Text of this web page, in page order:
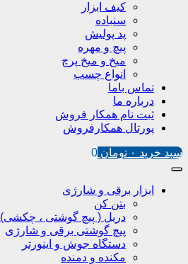
کیف ابزار
سنباده
پد پولیش
پیچ و مهره
میخ و میخ پرچ
انواع چسب
تماس باما
درباره ما
ثبت نام همکار فروش
پورتال همکارفروش
سبد خرید ۰ تومان 0
ابزار برقی و شارژی
بتن کن
دریل ( پیچ گوشتی ، چکشی)
پیچ گوشتی برقی و شارژی
دستگاه جوش و اینورتر
مکنده و دمنده